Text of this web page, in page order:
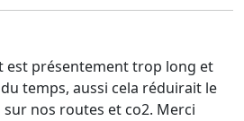
est présentement trop long et
temps, aussi cela réduirait le
nos routes et co2. Merci